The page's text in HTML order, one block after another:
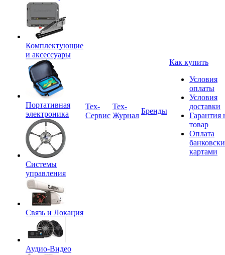
Комплектующие
и аксессуары
Портативная
электроника
Системы
управления
Связь и Локация
Аудио-Видео
Tex-
Сервис
Тех-
Журнал
Бренды
Как купить
Условия
оплаты
Условия
доставки
Гарантия
товар
Оплата
картами